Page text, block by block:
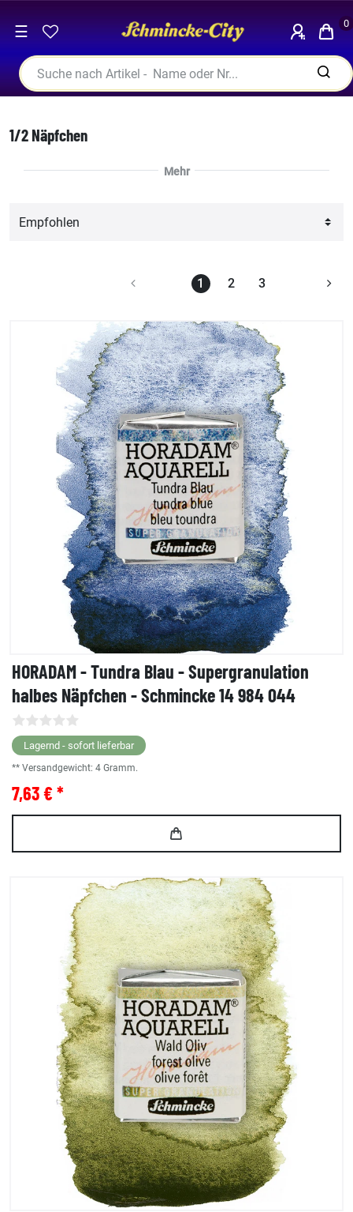
☰ 0
1/2 Näpfchen
1 2 3
HORADAM - Tundra Blau - Supergranulation
halbes Näpfchen - Schmincke 14 984 044
Lagernd - sofort lieferbar
** Versandgewicht: 4 Gramm.
7,63 € *